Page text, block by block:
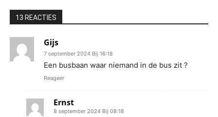
13 REACTIES
Gijs
7 september 2024 Bij 16:18
Een busbaan waar niemand in de bus zit ?
Reageer
Ernst
8 september 2024 Bij 08:18